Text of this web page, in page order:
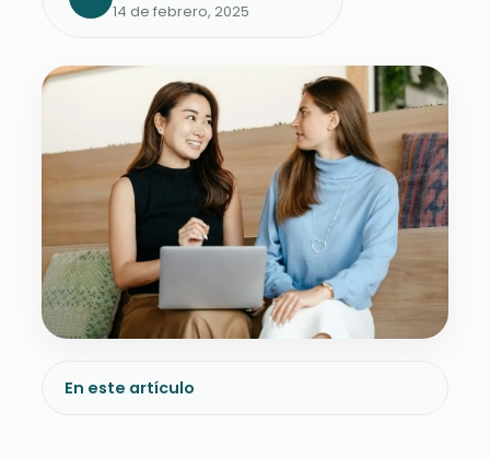
En este artículo
14 de febrero, 2025